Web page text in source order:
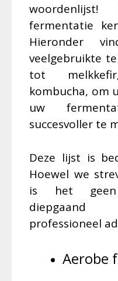
fermentatie
Hieronder
veelgebruikte
tot
kombucha, om
uw
succesvoller te
Deze lijst is
Hoewel we
is het geen
professioneel
Aerobe